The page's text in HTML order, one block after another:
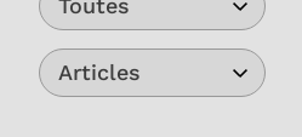
Toutes
Articles